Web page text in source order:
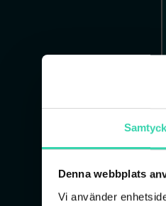
Denna webbplats
Vi använder